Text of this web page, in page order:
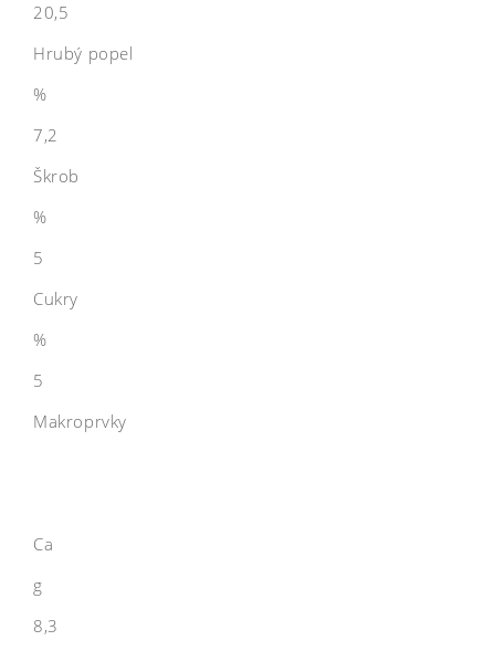
20,5
Hrubý popel
%
7,2
Škrob
%
5
Cukry
%
5
Makroprvky
Ca
g
8,3